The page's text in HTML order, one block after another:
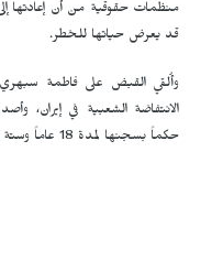
منظمات حقوقية من أن إعادتها
قد يعرض حياتها للخطر.
الانتفاضة الشعبية في إيران،
حكماً بسجنها لمدة 18 عاماً وستة أشهر.